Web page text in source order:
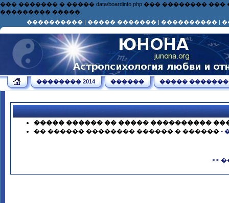
��� ������� � ����� data/boardinfo.php ���
��������� �����.
���������� | ����� ������� | ���������� |
�������� 2014 ������ ����� �������
����� ������ �� ����� ����������
�� ������ �������� ������ � ������ -
<<